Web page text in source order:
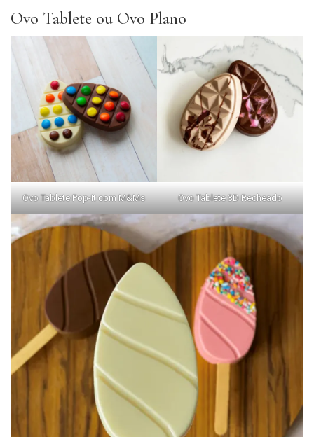
Ovo Tablete ou Ovo Plano
Ovo Tablete Pop-It com M&Ms Ovo Tablete 3D Recheado